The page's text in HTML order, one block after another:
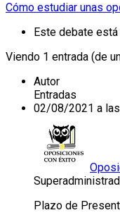
Cómo estudiar unas
Este debate está
Viendo 1 entrada (de
Autor
Entradas
02/08/2021 a
Plazo de